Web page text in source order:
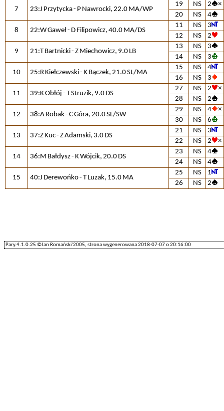
7 23:J Przytycka - P Nawrocki, 22.0 MA/WP
19 NS 2
×
20
NS 4
8 22:W Gaweł - D Filipowicz, 40.0 MA/DS
11 NS
3
12
NS 2
9 21:T Bartnicki - Z Miechowicz, 9.0 LB
13 NS
3
14
NS 3
10 25:R Kiełczewski - K Bączek, 21.0 SL/MA
15 NS
4
16
NS 3
11 39:K Obłój - T Struzik, 9.0 DS
27 NS 2
×
28
NS 2
12 38:A Robak - C Góra, 20.0 SL/SW
29 NS 4
×
30
NS 6
13 37:Z Kuc - Z Adamski, 3.0 DS
21 NS
3
22
NS 2 ×
14 36:M Bałdysz - K Wójcik, 20.0 DS
23 NS
4
24
NS 4
15 40:J Derewońko - T Luzak, 15.0 MA
25 NS
1
26
NS 2
Pary.4.1.0.25 ©Jan Romański'2005, strona wygenerowana 2018-07-07 o 20:16:00